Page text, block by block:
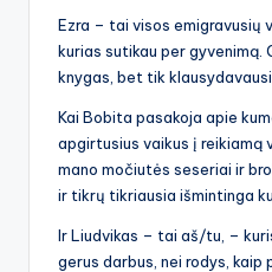
Ezra – tai visos emigravusių
kurias sutikau per gyvenimą.
knygas, bet tik klausydavausi
Kai Bobita pasakoja apie
apgirtusius vaikus į
mano močiutės seseriai ir
ir tikrų tikriausia išmintinga
Ir Liudvikas – tai aš/tu, –
gerus darbus, nei rodys, kaip